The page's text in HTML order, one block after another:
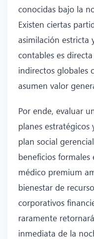
conocidas bajo la
Existen ciertas
asimilación estricta
contables es
indirectos globales
asumen valor
Por ende, evaluar
planes
plan social
beneficios
médico premium
bienestar de
corporativos
raramente
inmediata de la